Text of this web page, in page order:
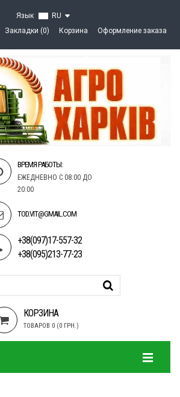
Язык
RU
Закладки (0) Корзина Оформление заказа
ВРЕМЯ РАБОТЫ:
ЕЖЕДНЕВНО С 08:00 ДО
20:00
TOD.VIT@GMAIL.COM
+38(097)17-557-32
+38(095)213-77-23
КОРЗИНА
ТОВАРОВ 0 (0 ГРН.)